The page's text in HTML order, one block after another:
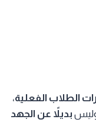
الطلاب الفعلية،
بديلاً عن الجهد